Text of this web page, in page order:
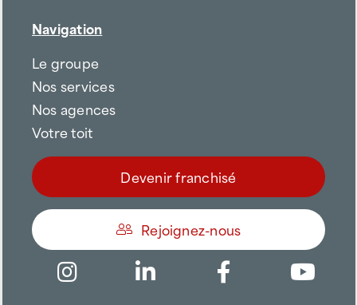
Navigation
Le groupe
Nos services
Nos agences
Votre toit
Devenir franchisé
Rejoignez-nous